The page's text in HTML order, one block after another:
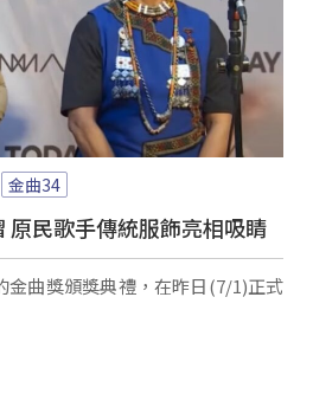
金曲34
原民歌手傳統服飾亮相吸睛
金曲獎頒獎典禮，在昨日(7/1)正式